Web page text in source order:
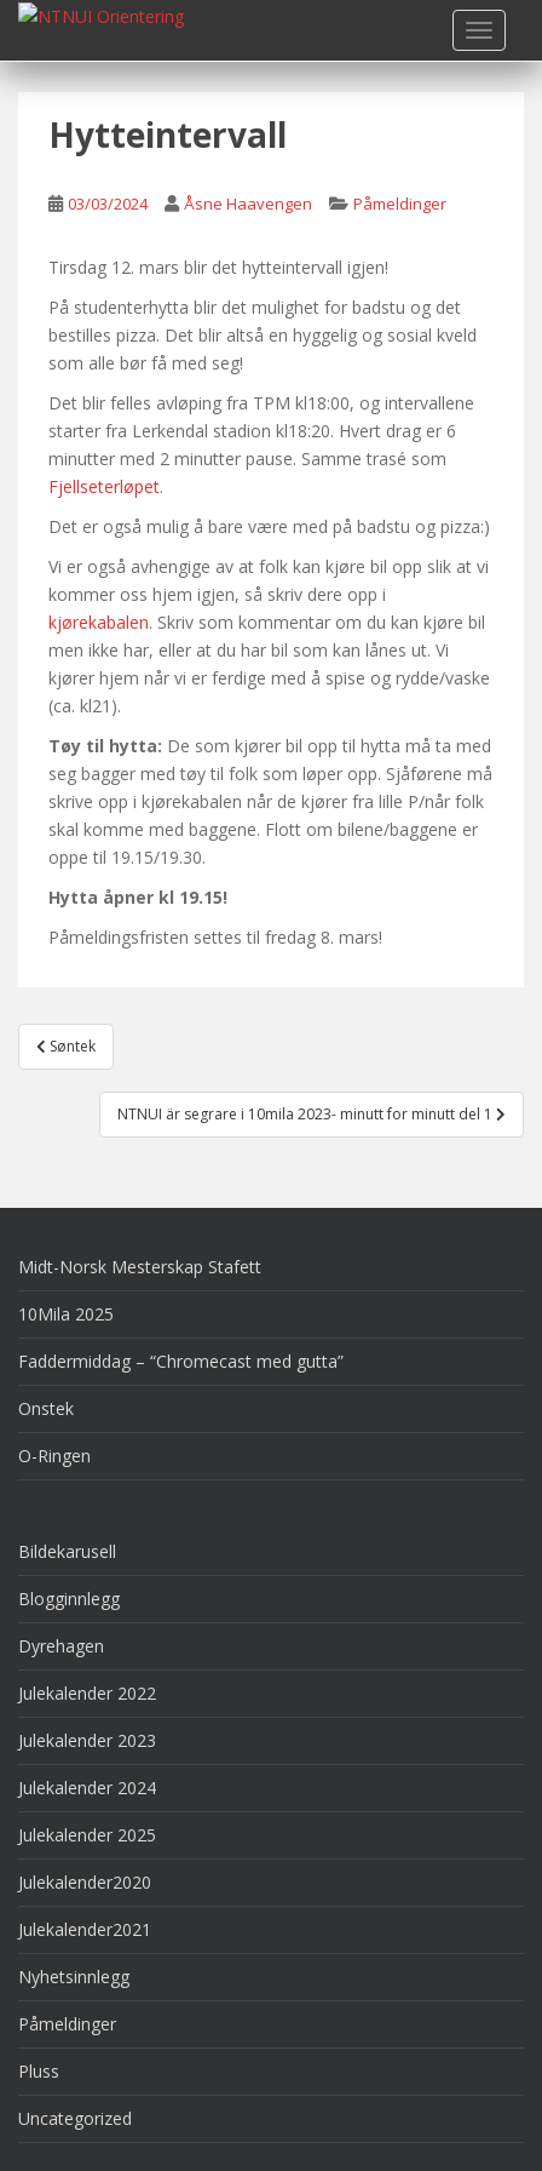
i
Hytteintervall
03/03/2024 Åsne Haavengen Påmeldinger
Tirsdag 12. mars blir det hytteintervall igjen!
På studenterhytta blir det mulighet for badstu og det
bestilles pizza. Det blir altså en hyggelig og sosial kveld
som alle bør få med seg!
Det blir felles avløping fra TPM kl18:00, og intervallene
starter fra Lerkendal stadion kl18:20. Hvert drag er 6
minutter med 2 minutter pause. Samme trasé som
Fjellseterløpet.
Det er også mulig å bare være med på badstu og pizza:)
Vi er også avhengige av at folk kan kjøre bil opp slik at vi
kommer oss hjem igjen, så skriv dere opp i
kjørekabalen. Skriv som kommentar om du kan kjøre bil
men ikke har, eller at du har bil som kan lånes ut. Vi
kjører hjem når vi er ferdige med å spise og rydde/vaske
(ca. kl21).
Tøy til hytta: De som kjører bil opp til hytta må ta med
seg bagger med tøy til folk som løper opp. Sjåførene må
skrive opp i kjørekabalen når de kjører fra lille P/når folk
skal komme med baggene. Flott om bilene/baggene er
oppe til 19.15/19.30.
Hytta åpner kl 19.15!
Påmeldingsfristen settes til fredag 8. mars!
Post
navigation
Søntek
NTNUI är segrare i 10mila 2023- minutt for minutt del 1
Midt-Norsk Mesterskap Stafett
10Mila 2025
Faddermiddag – “Chromecast med gutta”
Onstek
O-Ringen
Bildekarusell
Blogginnlegg
Dyrehagen
Julekalender 2022
Julekalender 2023
Julekalender 2024
Julekalender 2025
Julekalender2020
Julekalender2021
Nyhetsinnlegg
Påmeldinger
Pluss
Uncategorized